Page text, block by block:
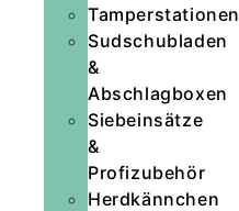
Tamperstationen
Sudschubladen
&
Abschlagboxen
Siebeinsätze
&
Profizubehör
Herdkännchen